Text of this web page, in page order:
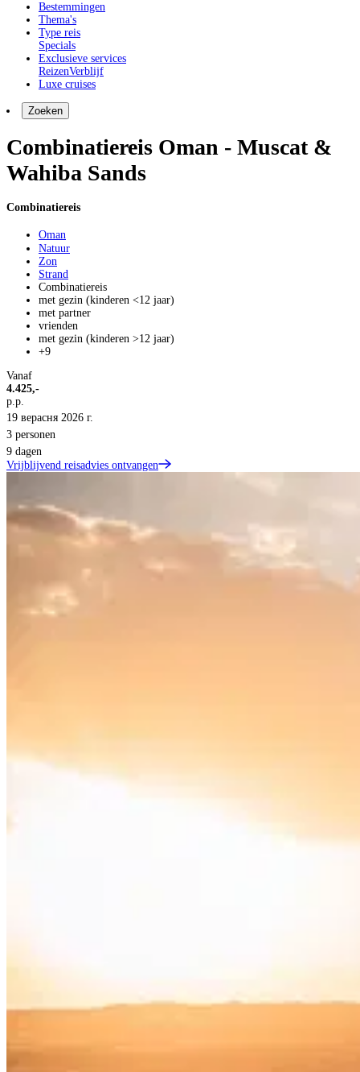
Bestemmingen
Thema's
Type reis
Specials
Exclusieve services
ReizenVerblijf
Luxe cruises
Zoeken
Combinatiereis Oman - Muscat &
Wahiba Sands
Combinatiereis
Oman
Natuur
Zon
Strand
Combinatiereis
met gezin (kinderen <12 jaar)
met partner
vrienden
met gezin (kinderen >12 jaar)
+9
Vanaf
4.425,-
p.p.
19 верасня 2026 г.
3 personen
9 dagen
Vrijblijvend reisadvies ontvangen